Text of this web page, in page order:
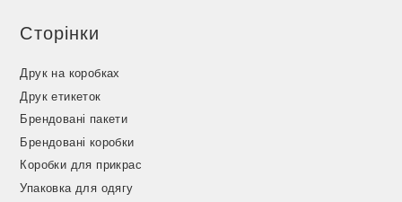
Сторінки
Друк на коробках
Друк етикеток
Брендовані пакети
Брендовані коробки
Коробки для прикрас
Упаковка для одягу